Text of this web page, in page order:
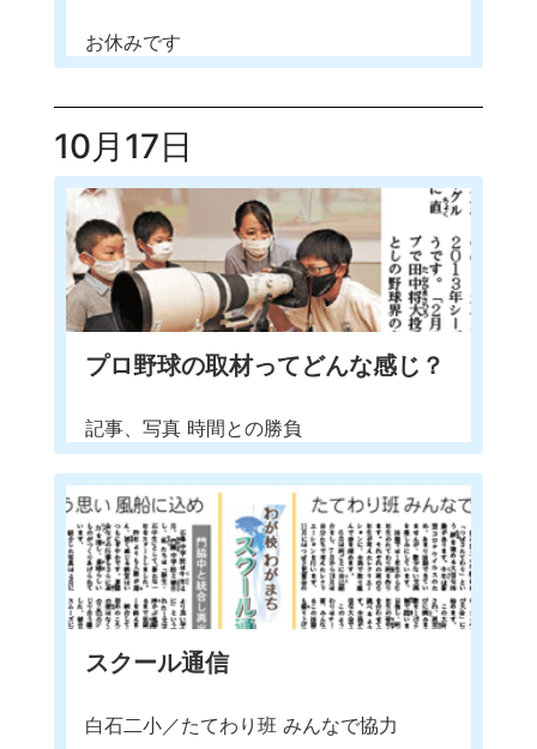
お休みです
10月17日
プロ野球の取材ってどんな感じ？
記事、写真 時間との勝負
スクール通信
白石二小／たてわり班 みんなで協力